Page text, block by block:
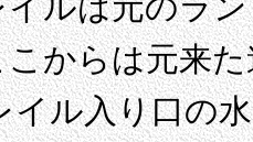
からは元来
イル入り口の